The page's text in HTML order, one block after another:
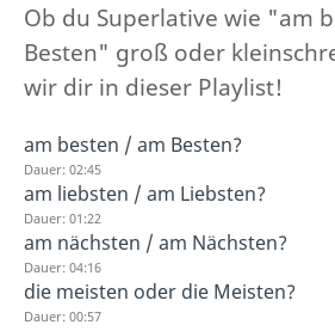
Ob du Superlative wie "am
Besten" groß oder
wir dir in dieser Playlist!
am besten / am Besten?
Dauer: 02:45
am liebsten / am Liebsten?
Dauer: 01:22
am nächsten / am Nächsten?
Dauer: 04:16
die meisten oder die Meisten?
Dauer: 00:57